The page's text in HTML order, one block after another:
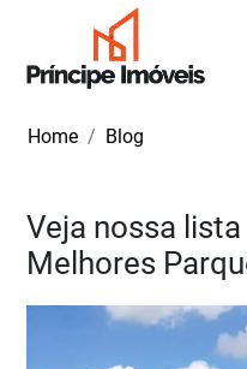
Home Blog
Veja nossa
Melhores